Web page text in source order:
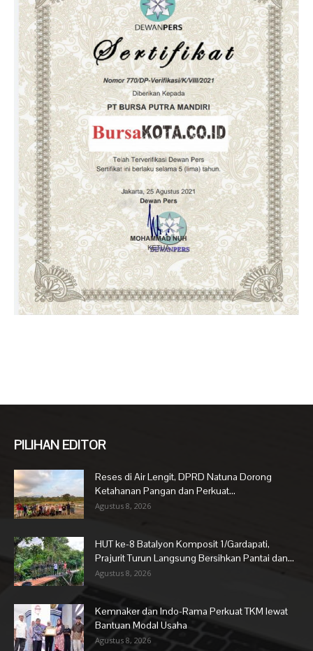
PILIHAN EDITOR
Reses di Air Lengit, DPRD Natuna Dorong
Ketahanan Pangan dan Perkuat...
Agustus 8, 2026
HUT ke-8 Batalyon Komposit 1/Gardapati,
Prajurit Turun Langsung Bersihkan Pantai dan...
Agustus 8, 2026
Kemnaker dan Indo-Rama Perkuat TKM lewat
Bantuan Modal Usaha
Agustus 8, 2026